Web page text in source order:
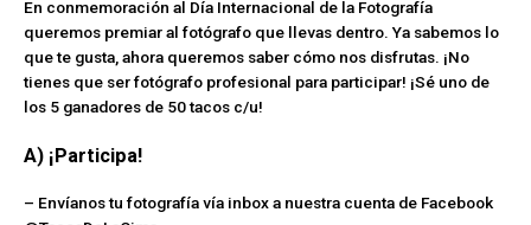
En conmemoración al Día Internacional de la Fotografía
queremos premiar al fotógrafo que llevas dentro. Ya sabemos lo
que te gusta, ahora queremos saber cómo nos disfrutas. ¡No
tienes que ser fotógrafo profesional para participar! ¡Sé uno de
los 5 ganadores de 50 tacos c/u!
A) ¡Participa!
– Envíanos tu fotografía vía inbox a nuestra cuenta de Facebook